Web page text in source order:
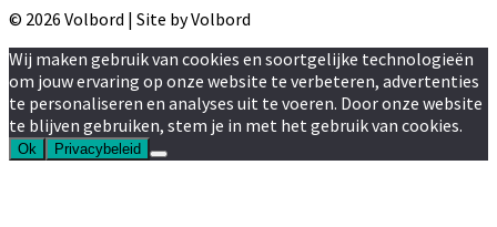
© 2026 Volbord | Site by Volbord
Wij maken gebruik van cookies en soortgelijke technologieën
om jouw ervaring op onze website te verbeteren, advertenties
te personaliseren en analyses uit te voeren. Door onze website
te blijven gebruiken, stem je in met het gebruik van cookies.
Ok Privacybeleid